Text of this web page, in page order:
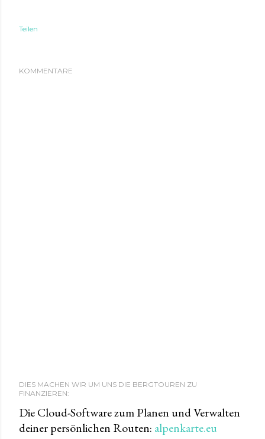
Teilen
KOMMENTARE
DIES MACHEN WIR UM UNS DIE BERGTOUREN ZU
FINANZIEREN:
Die Cloud-Software zum Planen und Verwalten
deiner persönlichen Routen: alpenkarte.eu